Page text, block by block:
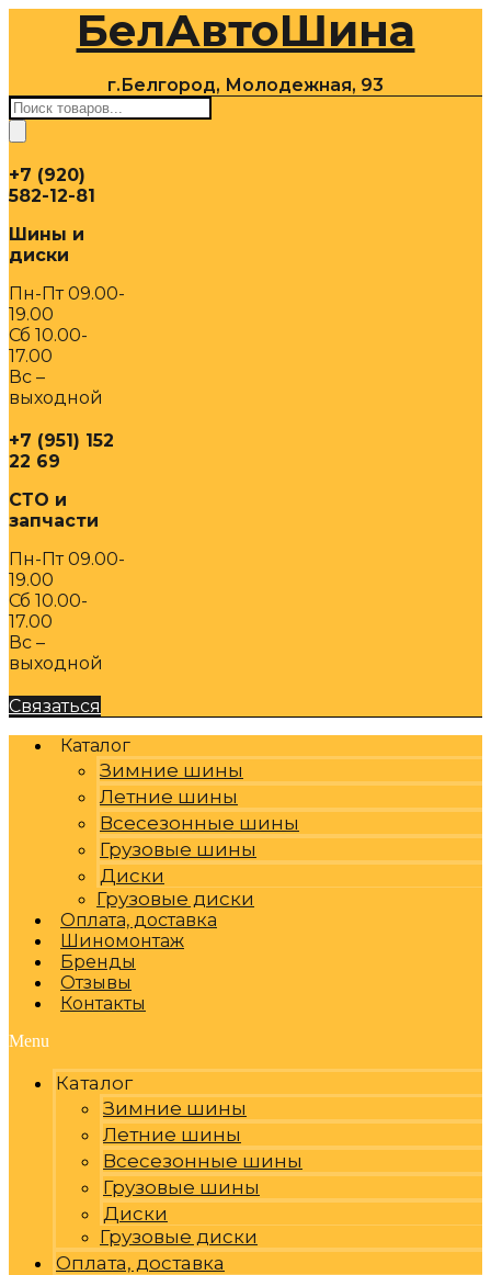
содержимомуБелАвтоШина
г.Белгород, Молодежная, 93
Поиск
товаров
+7 (920)
582-12-81
Шины и
диски
Пн-Пт 09.00-
19.00
Сб 10.00-
17.00
Вс –
выходной
+7 (951) 152
22 69
СТО и
запчасти
Пн-Пт 09.00-
19.00
Сб 10.00-
17.00
Вс –
выходной
Связаться
Каталог
Зимние шины
Летние шины
Всесезонные шины
Грузовые шины
Диски
Грузовые диски
Оплата, доставка
Шиномонтаж
Бренды
Отзывы
Контакты
Menu
Каталог
Зимние шины
Летние шины
Всесезонные шины
Грузовые шины
Диски
Грузовые диски
Оплата, доставка